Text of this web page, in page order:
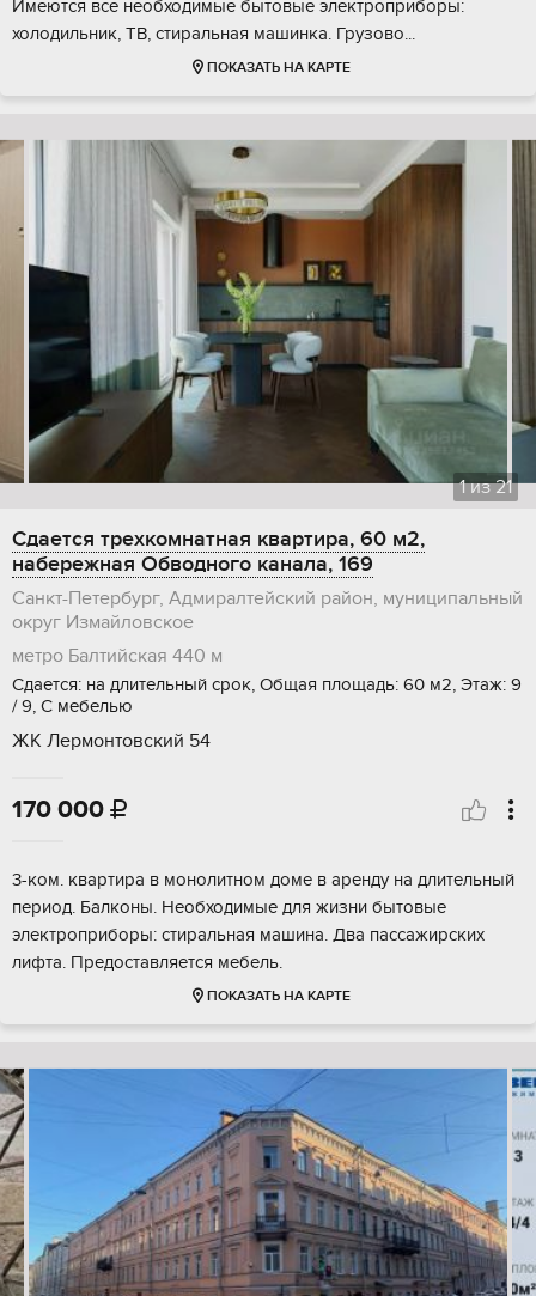
Имеются все необходимые бытовые электроприборы:
холодильник, ТВ, стиральная машинка. Грузово...
ПОКАЗАТЬ НА КАРТЕ
1из21
Сдается трехкомнатная квартира, 60 м2,
набережная Обводного канала, 169
Санкт-Петербург, Адмиралтейский район, муниципальный
округ Измайловское
метро Балтийская 440 м
Сдается: на длительный срок, Общая площадь: 60 м2, Этаж: 9
/ 9, С мебелью
ЖК Лермонтовский 54
170 000 
3-ком. квартира в монолитном доме в аренду на длительный
период. Балконы. Необходимые для жизни бытовые
электроприборы: стиральная машина. Два пассажирских
лифта. Предоставляется мебель.
ПОКАЗАТЬ НА КАРТЕ